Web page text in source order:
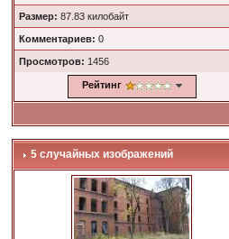
Размер: 87.83 килобайт
Комментариев: 0
Просмотров: 1456
Рейтинг
5 случайных изображений